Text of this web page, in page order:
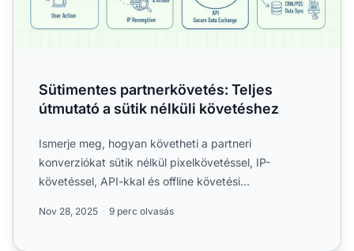
Sütimentes partnerkövetés: Teljes
útmutató a sütik nélküli követéshez
Ismerje meg, hogyan követheti a partneri
konverziókat sütik nélkül pixelkövetéssel, IP-
követéssel, API-kkal és offline követési
Nov 28, 2025 9 perc olvasás